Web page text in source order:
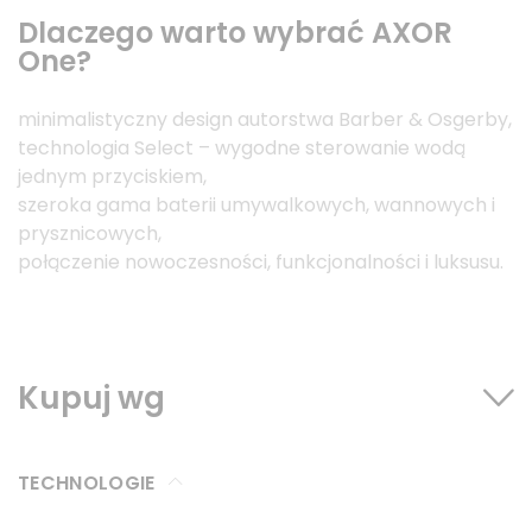
Dlaczego warto wybrać AXOR
One?
minimalistyczny design autorstwa Barber & Osgerby,
technologia Select – wygodne sterowanie wodą
jednym przyciskiem,
szeroka gama baterii umywalkowych, wannowych i
prysznicowych,
połączenie nowoczesności, funkcjonalności i luksusu.
Kupuj wg
TECHNOLOGIE